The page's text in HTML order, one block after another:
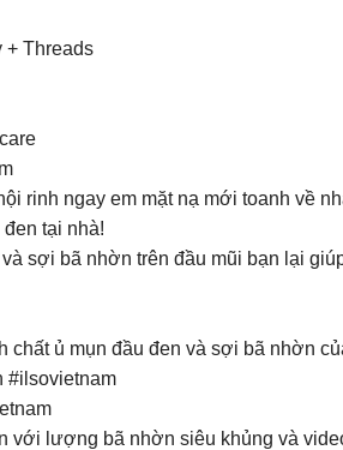
+ Threads
rinh ngay em mặt nạ mới toanh về
tại nhà!
sợi bã nhờn trên đầu mũi bạn lại
ủ mụn đầu đen và sợi bã nhờn
#ilsovietnam
với lượng bã nhờn siêu khủng và